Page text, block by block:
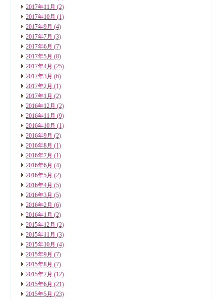
2017年11月 (2)
2017年10月 (1)
2017年9月 (4)
2017年7月 (3)
2017年6月 (7)
2017年5月 (8)
2017年4月 (25)
2017年3月 (6)
2017年2月 (1)
2017年1月 (2)
2016年12月 (2)
2016年11月 (9)
2016年10月 (1)
2016年9月 (2)
2016年8月 (1)
2016年7月 (1)
2016年6月 (4)
2016年5月 (2)
2016年4月 (5)
2016年3月 (5)
2016年2月 (6)
2016年1月 (2)
2015年12月 (2)
2015年11月 (3)
2015年10月 (4)
2015年9月 (7)
2015年8月 (7)
2015年7月 (12)
2015年6月 (21)
2015年5月 (23)